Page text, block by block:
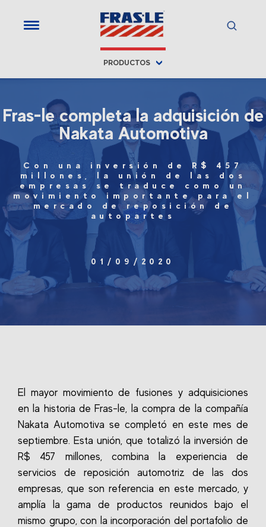
PRODUCTOS
Fras-le completa la adquisición de
Nakata Automotiva
Con una inversión de R$ 457
millones, la unión de las dos
empresas se traduce como un
movimiento importante para el
mercado de reposición de
autopartes
01/09/2020
El mayor movimiento de fusiones y adquisiciones
en la historia de Fras-le, la compra de la compañía
Nakata Automotiva se completó en este mes de
septiembre. Esta unión, que totalizó la inversión de
R$ 457 millones, combina la experiencia de
servicios de reposición automotriz de las dos
empresas, que son referencia en este mercado, y
amplía la gama de productos reunidos bajo el
mismo grupo, con la incorporación del portafolio de